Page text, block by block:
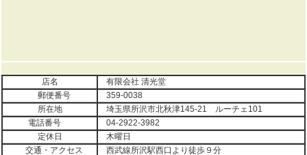
店名
有限会社 清光堂
郵便番号
359-0038
所在地
埼玉県所沢市北秋津145-21 ルーチェ101
電話番号
04-2922-3982
定休日
木曜日
交通・アクセス
西武線所沢駅西口より徒歩９分